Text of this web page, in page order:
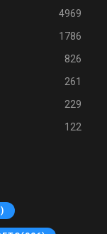
4969
1786
826
261
229
122